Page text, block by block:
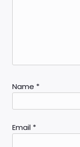
Name *
Email *